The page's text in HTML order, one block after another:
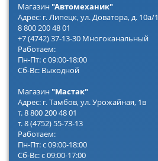
Магазин"Автомеханик"
Адрес: г. Липецк, ул. Доватора, д. 10а/1
8 800 200 48 01
+7 (4742) 37-13-30 Многоканальный
Работаем:
Пн-Пт: с 09:00-18:00
Сб-Вс: Выходной
Магазин"Мастак"
Адрес: г. Тамбов, ул. Урожайная, 1в
т. 8 800 200 48 01
т. 8 (4752) 55-73-13
Работаем:
Пн-Пт: с 09:00-18:00
Сб-Вс: с 09:00-17:00